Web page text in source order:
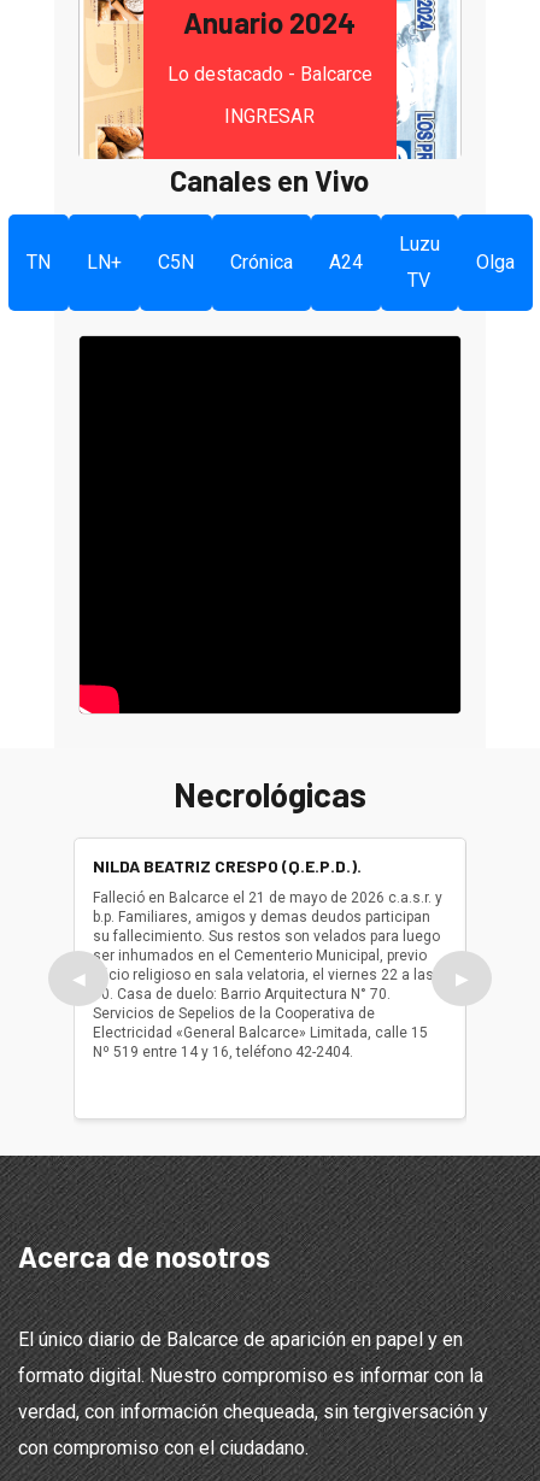
Anuario 2024
Lo destacado - Balcarce
INGRESAR
Canales en Vivo
TN LN+ C5N Crónica A24
Luzu
TV
Olga
Necrológicas
◀
NILDA BEATRIZ CRESPO (Q.E.P.D.).
Falleció en Balcarce el 21 de mayo de 2026 c.a.s.r. y
b.p. Familiares, amigos y demas deudos participan
su fallecimiento. Sus restos son velados para luego
ser inhumados en el Cementerio Municipal, previo
oficio religioso en sala velatoria, el viernes 22 a las
10. Casa de duelo: Barrio Arquitectura N° 70.
Servicios de Sepelios de la Cooperativa de
Electricidad «General Balcarce» Limitada, calle 15
Nº 519 entre 14 y 16, teléfono 42-2404.
ser
oficio
▶
Acerca de nosotros
El único diario de Balcarce de aparición en papel y en
formato digital. Nuestro compromiso es informar con la
verdad, con información chequeada, sin tergiversación y
con compromiso con el ciudadano.